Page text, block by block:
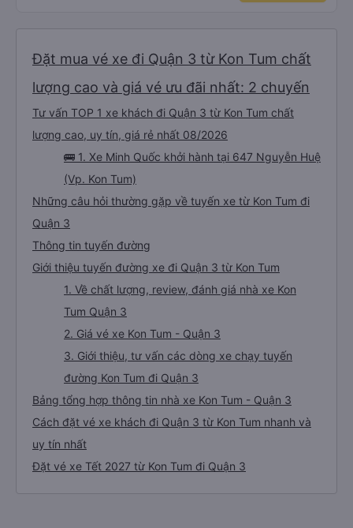
Đặt mua vé xe đi Quận 3 từ Kon Tum chất
lượng cao và giá vé ưu đãi nhất: 2 chuyến
Tư vấn TOP 1 xe khách đi Quận 3 từ Kon Tum chất
lượng cao, uy tín, giá rẻ nhất 08/2026
🚌 1. Xe Minh Quốc khởi hành tại 647 Nguyễn Huệ
(Vp. Kon Tum)
Những câu hỏi thường gặp về tuyến xe từ Kon Tum đi
Quận 3
Thông tin tuyến đường
Giới thiệu tuyến đường xe đi Quận 3 từ Kon Tum
1. Về chất lượng, review, đánh giá nhà xe Kon
Tum Quận 3
2. Giá vé xe Kon Tum - Quận 3
3. Giới thiệu, tư vấn các dòng xe chạy tuyến
đường Kon Tum đi Quận 3
Bảng tổng hợp thông tin nhà xe Kon Tum - Quận 3
Cách đặt vé xe khách đi Quận 3 từ Kon Tum nhanh và
uy tín nhất
Đặt vé xe Tết 2027 từ Kon Tum đi Quận 3